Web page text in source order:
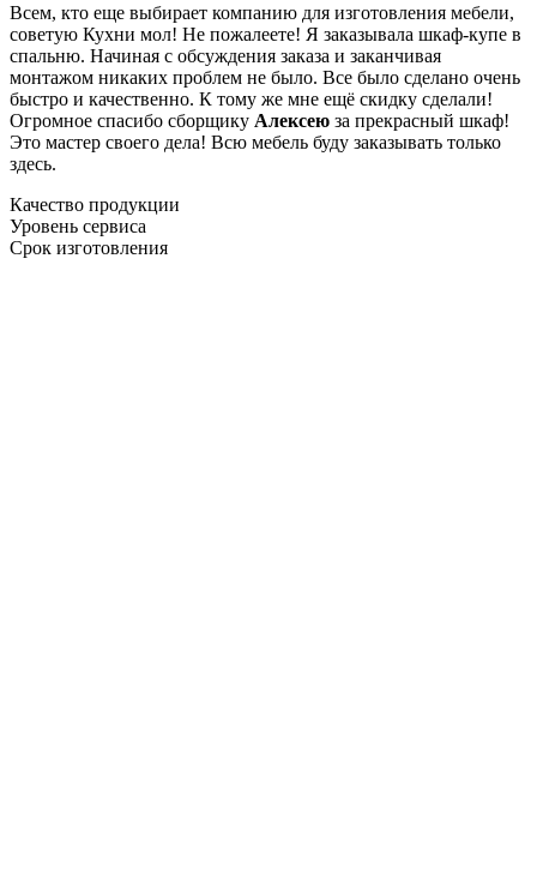
Всем, кто еще выбирает компанию для изготовления мебели,
советую Кухни мол! Не пожалеете! Я заказывала шкаф-купе в
спальню. Начиная с обсуждения заказа и заканчивая
монтажом никаких проблем не было. Все было сделано очень
быстро и качественно. К тому же мне ещё скидку сделали!
Огромное спасибо сборщику Алексею за прекрасный шкаф!
Это мастер своего дела! Всю мебель буду заказывать только
здесь.
Качество продукции
Уровень сервиса
Срок изготовления